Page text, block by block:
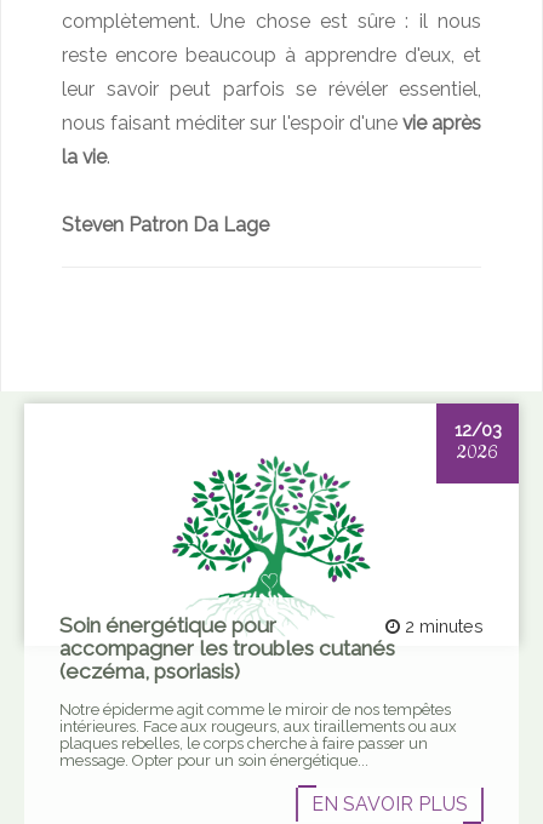
complètement. Une chose est sûre : il nous
reste encore beaucoup à apprendre d'eux, et
leur savoir peut parfois se révéler essentiel,
nous faisant méditer sur l'espoir d'une vie après
la vie.
Steven Patron Da Lage
12/03
2026
2 minutes
Soin énergétique pour
accompagner les troubles cutanés
(eczéma, psoriasis)
Notre épiderme agit comme le miroir de nos tempêtes
intérieures. Face aux rougeurs, aux tiraillements ou aux
plaques rebelles, le corps cherche à faire passer un
message. Opter pour un soin énergétique...
EN SAVOIR PLUS